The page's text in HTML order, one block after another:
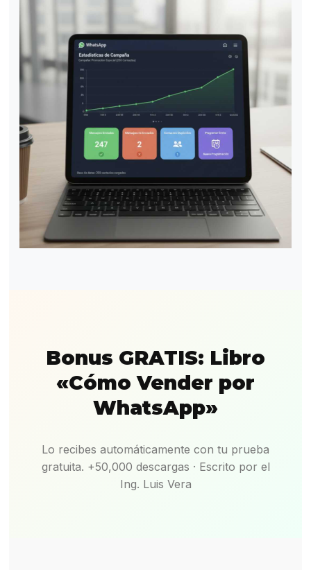
Bonus GRATIS: Libro
«Cómo Vender por
WhatsApp»
Lo recibes automáticamente con tu prueba
gratuita. +50,000 descargas · Escrito por el
Ing. Luis Vera